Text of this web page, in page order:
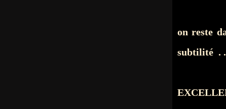
on reste
subtilité .